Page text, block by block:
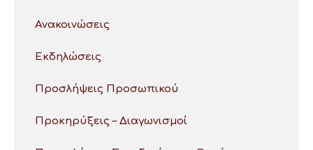
Ανακοινώσεις
Εκδηλώσεις
Προσλήψεις Προσωπικού
Προκηρύξεις – Διαγωνισμοί